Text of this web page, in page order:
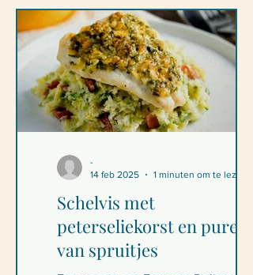
Schelvis met
peterseliekorst en puree
van spruitjes
-
14 feb 2025
1 minuten om te lezen